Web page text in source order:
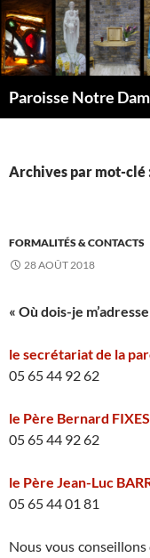
Aller
au
contenu
Paroisse Notre
Archives par mot-clé
FORMALITÉS & CONTACTS
28 AOÛT 2018
« Où dois-je
le secrétariat de la
05 65 44 92 62
le Père Bernard FIXES
05 65 44 92 62
le Père Jean-Luc
05 65 44 01 81
Nous vous